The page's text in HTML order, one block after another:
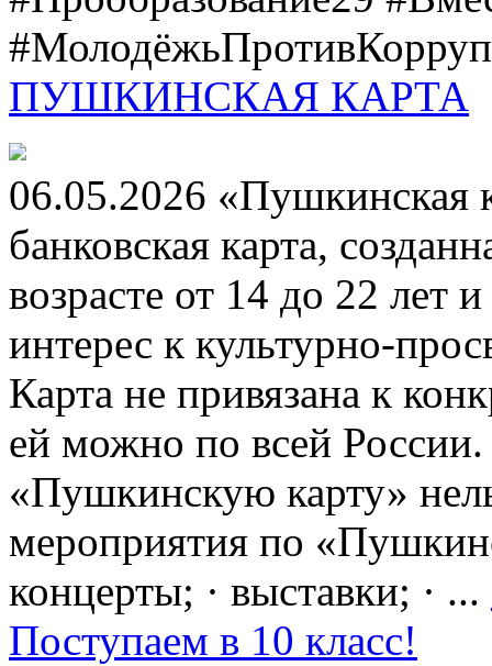
ПУШКИНСКАЯ КАРТА
06.05.2026 «Пушкинская
банковская карта,
возрасте от 14 до 22 лет
интерес к культурно-
Карта не привязана к
ей можно по всей
«Пушкинскую карту»
мероприятия по
концерты; · выставки; · ...
Поступаем в 10 класс!